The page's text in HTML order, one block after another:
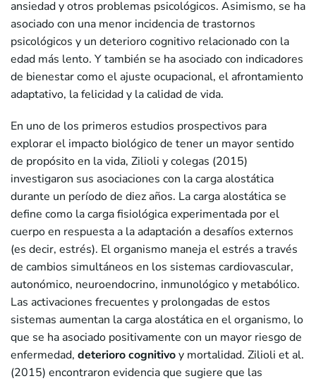
ansiedad y otros problemas psicológicos. Asimismo, se ha
asociado con una menor incidencia de trastornos
psicológicos y un deterioro cognitivo relacionado con la
edad más lento. Y también se ha asociado con indicadores
de bienestar como el ajuste ocupacional, el afrontamiento
adaptativo, la felicidad y la calidad de vida.
En uno de los primeros estudios prospectivos para
explorar el impacto biológico de tener un mayor sentido
de propósito en la vida, Zilioli y colegas (2015)
investigaron sus asociaciones con la carga alostática
durante un período de diez años. La carga alostática se
define como la carga fisiológica experimentada por el
cuerpo en respuesta a la adaptación a desafíos externos
(es decir, estrés). El organismo maneja el estrés a través
de cambios simultáneos en los sistemas cardiovascular,
autonómico, neuroendocrino, inmunológico y metabólico.
Las activaciones frecuentes y prolongadas de estos
sistemas aumentan la carga alostática en el organismo, lo
que se ha asociado positivamente con un mayor riesgo de
enfermedad, deterioro cognitivoy mortalidad. Zilioli et al.
(2015) encontraron evidencia que sugiere que las